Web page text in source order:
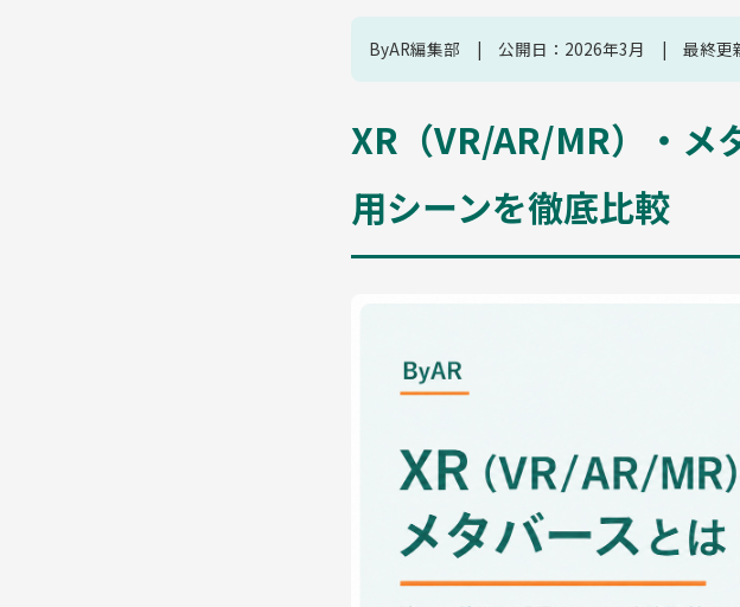
ByAR編集部 | 公開日：2026年3月 | 最終更
XR（VR/AR/MR）・メ
用シーンを徹底比較